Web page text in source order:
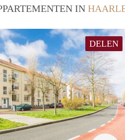
IN
DELEN